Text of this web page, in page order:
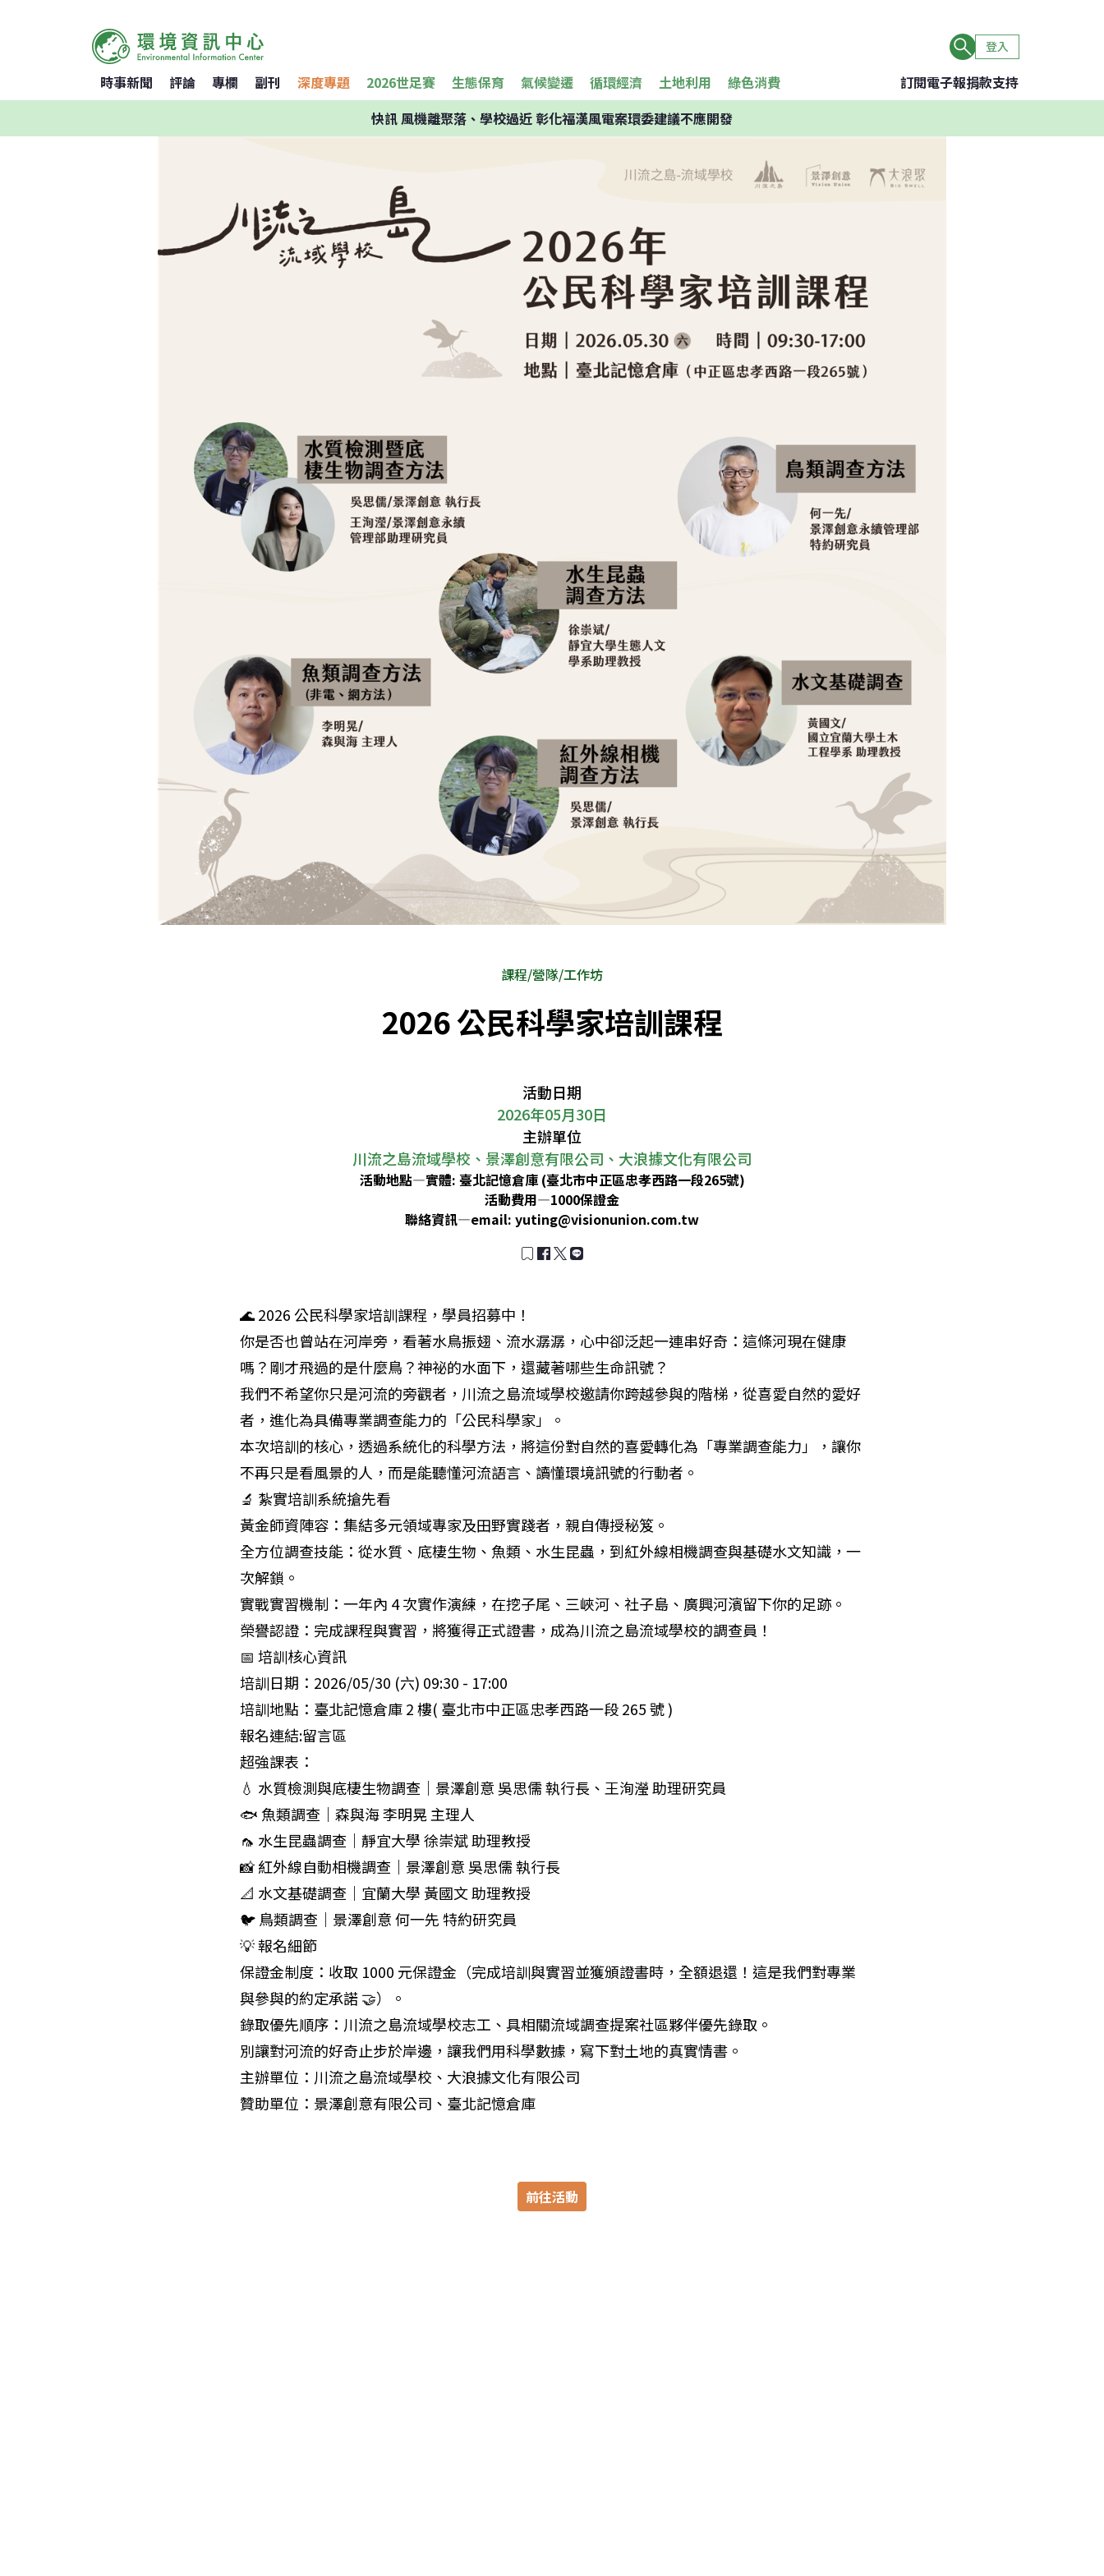
登入
時事新聞 評論 專欄 副刊 深度專題 2026世足賽 生態保育 氣候變遷 循環經濟 土地利用 綠色消費 訂閱電子報捐款支持
快訊風機離聚落、學校過近 彰化福漢風電案環委建議不應開發
課程/營隊/工作坊
2026 公民科學家培訓課程
活動日期
2026年05月30日
主辦單位
川流之島流域學校、景澤創意有限公司、大浪據文化有限公司
活動地點—實體: 臺北記憶倉庫 (臺北市中正區忠孝西路一段265號)
活動費用—1000保證金
聯絡資訊—email: yuting@visionunion.com.tw
🌊 2026 公民科學家培訓課程，學員招募中！
你是否也曾站在河岸旁，看著水鳥振翅、流水潺潺，心中卻泛起一連串好奇：這條河現在健康
嗎？剛才飛過的是什麼鳥？神祕的水面下，還藏著哪些生命訊號？
我們不希望你只是河流的旁觀者，川流之島流域學校邀請你跨越參與的階梯，從喜愛自然的愛好
者，進化為具備專業調查能力的「公民科學家」。
本次培訓的核心，透過系統化的科學方法，將這份對自然的喜愛轉化為「專業調查能力」，讓你
不再只是看風景的人，而是能聽懂河流語言、讀懂環境訊號的行動者。
🔬 紮實培訓系統搶先看
黃金師資陣容：集結多元領域專家及田野實踐者，親自傳授秘笈。
全方位調查技能：從水質、底棲生物、魚類、水生昆蟲，到紅外線相機調查與基礎水文知識，一
次解鎖。
實戰實習機制：一年內 4 次實作演練，在挖子尾、三峽河、社子島、廣興河濱留下你的足跡。
榮譽認證：完成課程與實習，將獲得正式證書，成為川流之島流域學校的調查員！
📅 培訓核心資訊
培訓日期：2026/05/30 (六) 09:30 - 17:00
培訓地點：臺北記憶倉庫 2 樓( 臺北市中正區忠孝西路一段 265 號 )
報名連結:留言區
超強課表：
💧 水質檢測與底棲生物調查｜景澤創意 吳思儒 執行長、王洵瀅 助理研究員
🐟 魚類調查｜森與海 李明晃 主理人
🦟 水生昆蟲調查｜靜宜大學 徐崇斌 助理教授
📸 紅外線自動相機調查｜景澤創意 吳思儒 執行長
📐 水文基礎調查｜宜蘭大學 黃國文 助理教授
🐦 鳥類調查｜景澤創意 何一先 特約研究員
💡 報名細節
保證金制度：收取 1000 元保證金（完成培訓與實習並獲頒證書時，全額退還！這是我們對專業
與參與的約定承諾 🤝）。
錄取優先順序：川流之島流域學校志工、具相關流域調查提案社區夥伴優先錄取。
別讓對河流的好奇止步於岸邊，讓我們用科學數據，寫下對土地的真實情書。
主辦單位：川流之島流域學校、大浪據文化有限公司
贊助單位：景澤創意有限公司、臺北記憶倉庫
前往活動